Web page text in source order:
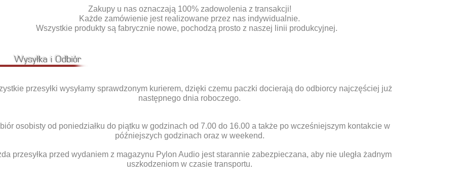
Zakupy u nas oznaczają 100% zadowolenia z transakcji!
Każde zamówienie jest realizowane przez nas indywidualnie.
Wszystkie produkty są fabrycznie nowe, pochodzą prosto z naszej linii produkcyjnej.
przesyłki wysyłamy sprawdzonym kurierem, dzięki czemu paczki docierają do odbiorcy najczęściej już
następnego dnia roboczego.
osobisty od poniedziałku do piątku w godzinach od 7.00 do 16.00 a także po wcześniejszym kontakcie w
późniejszych godzinach oraz w weekend.
przesyłka przed wydaniem z magazynu Pylon Audio jest starannie zabezpieczana, aby nie uległa żadnym
uszkodzeniom w czasie transportu.